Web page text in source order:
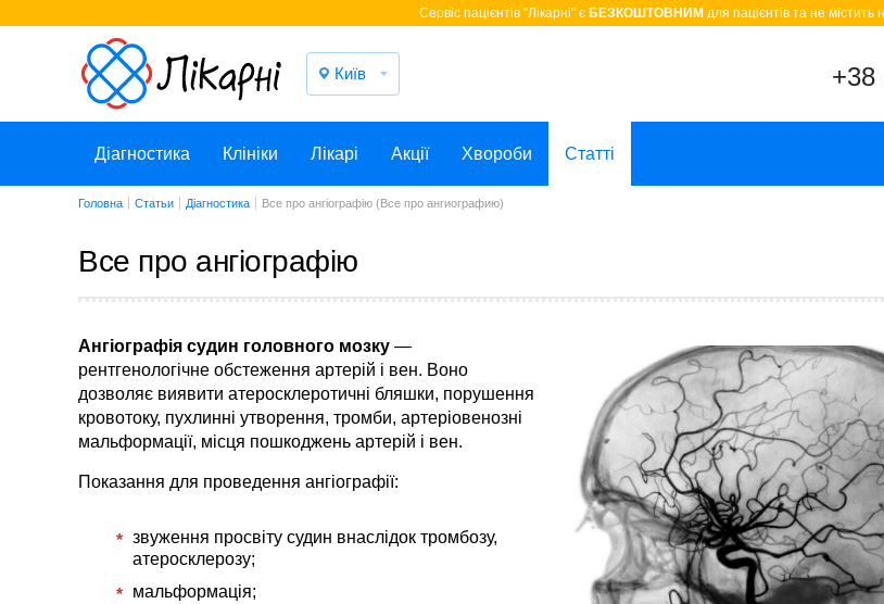
Cервіс пацієнтів "Лікарні" є БЕЗКОШТОВНИМ для пацієнтів та не містить
Київ +38
Діагностика Клініки Лікарі Акції Хвороби Статті
Головна Статьи Діагностика Все про ангіографію (Все про ангиографию)
Все про ангіографію
Ангіографія судин головного мозку —
рентгенологічне обстеження артерій і вен. Воно
дозволяє виявити атеросклеротичні бляшки, порушення
кровотоку, пухлинні утворення, тромби, артеріовенозні
мальформації, місця пошкоджень артерій і вен.
Показання для проведення ангіографії:
звуження просвіту судин внаслідок тромбозу,
атеросклерозу;
мальформація;